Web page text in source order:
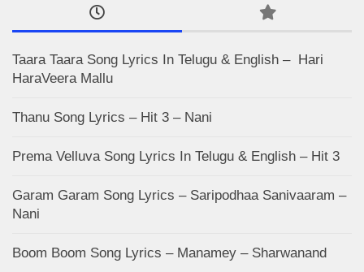
Taara Taara Song Lyrics In Telugu & English – Hari
HaraVeera Mallu
Thanu Song Lyrics – Hit 3 – Nani
Prema Velluva Song Lyrics In Telugu & English – Hit 3
Garam Garam Song Lyrics – Saripodhaa Sanivaaram –
Nani
Boom Boom Song Lyrics – Manamey – Sharwanand